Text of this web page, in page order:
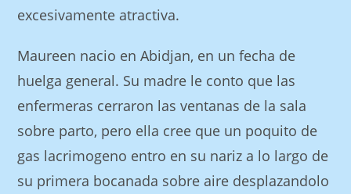
excesivamente atractiva.
Maureen nacio en Abidjan, en un fecha de
huelga general. Su madre le conto que las
enfermeras cerraron las ventanas de la sala
sobre parto, pero ella cree que un poquito de
gas lacrimogeno entro en su nariz a lo largo de
su primera bocanada sobre aire desplazandolo